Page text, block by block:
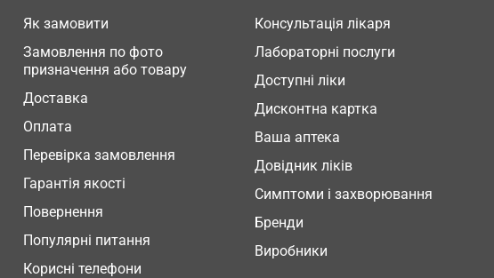
Як замовити
Замовлення по фото
призначення або товару
Доставка
Оплата
Перевірка замовлення
Гарантія якості
Повернення
Популярні питання
Корисні телефони
Консультація лікаря
Лабораторні послуги
Доступні ліки
Дисконтна картка
Ваша аптека
Довідник ліків
Симптоми і захворювання
Бренди
Виробники